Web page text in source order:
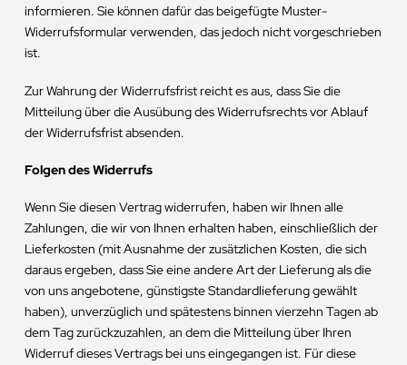
informieren. Sie können dafür das beigefügte Muster-
Widerrufsformular verwenden, das jedoch nicht vorgeschrieben
ist.
Zur Wahrung der Widerrufsfrist reicht es aus, dass Sie die
Mitteilung über die Ausübung des Widerrufsrechts vor Ablauf
der Widerrufsfrist absenden.
Folgen des Widerrufs
Wenn Sie diesen Vertrag widerrufen, haben wir Ihnen alle
Zahlungen, die wir von Ihnen erhalten haben, einschließlich der
Lieferkosten (mit Ausnahme der zusätzlichen Kosten, die sich
daraus ergeben, dass Sie eine andere Art der Lieferung als die
von uns angebotene, günstigste Standardlieferung gewählt
haben), unverzüglich und spätestens binnen vierzehn Tagen ab
dem Tag zurückzuzahlen, an dem die Mitteilung über Ihren
Widerruf dieses Vertrags bei uns eingegangen ist. Für diese